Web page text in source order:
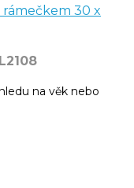
30 x
na věk nebo